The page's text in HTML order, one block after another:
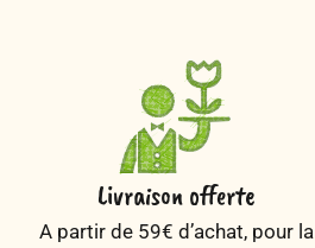
Livraison offerte
A partir de 59€ d’achat, pour la